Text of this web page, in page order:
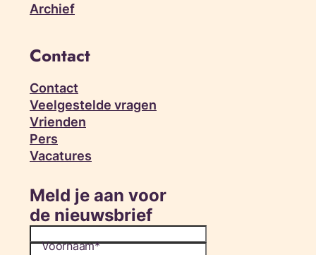
Archief
Contact
Contact
Veelgestelde vragen
Vrienden
Pers
Vacatures
Meld je aan voor
de nieuwsbrief
Voornaam